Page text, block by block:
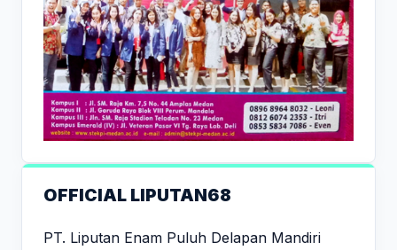
OFFICIAL LIPUTAN68
PT. Liputan Enam Puluh Delapan Mandiri